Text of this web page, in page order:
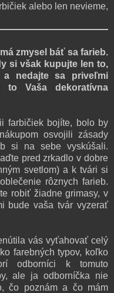
alebo len nevieme,
zmysel báť sa farieb.
si však kupujte len to,
nedajte sa priveľmi
to Vaša dekoratívna
farbičiek bojíte, bolo by
osvojili zásady
si na sebe vyskúšali.
pred zrkadlo v dobre
svetlom) a k tvári si
rôznych farieb.
robiť žiadne grimasy, v
bude vaša tvár vyzerať
vás vyťahovať celý
farebných typov, koľko
odborníci k tomuto
ale ja odborníčka nie
čo poznám a čo mám